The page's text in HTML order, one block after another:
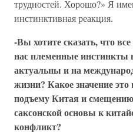
трудностей. Хорошо?» Я
инстинктивная реакция.
-Вы хотите сказать, что
нас племенные инстинкты
актуальны и на
жизни? Какое значение
подъему Китая и смещению
саксонской основы к
конфликт?